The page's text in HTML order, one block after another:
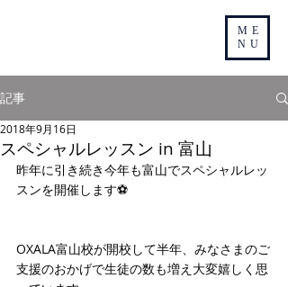
ME
NU
記事
スペシャルレッスン in 富山
2018年9月16日
昨年に引き続き今年も富山でスペシャルレッ
スンを開催します⚽️
OXALA富山校が開校して半年、みなさまのご
支援のおかげで生徒の数も増え大変嬉しく思